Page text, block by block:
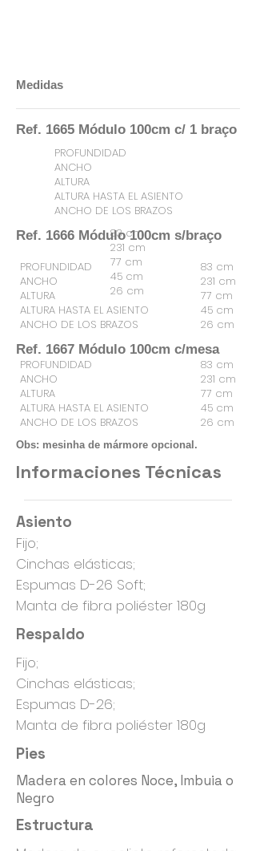
Medidas
Ref. 1665 Módulo 100cm c/ 1 braço
PROFUNDIDAD
ANCHO
ALTURA
ALTURA HASTA EL ASIENTO
ANCHO DE LOS BRAZOS
83 cm
231 cm
77 cm
45 cm
26 cm
Ref. 1666 Módulo 100cm s/braço
PROFUNDIDAD
ANCHO
ALTURA
ALTURA HASTA EL ASIENTO
ANCHO DE LOS BRAZOS
83 cm
231 cm
77 cm
45 cm
26 cm
Ref. 1667 Módulo 100cm c/mesa
PROFUNDIDAD
ANCHO
ALTURA
ALTURA HASTA EL ASIENTO
ANCHO DE LOS BRAZOS
83 cm
231 cm
77 cm
45 cm
26 cm
Obs: mesinha de mármore opcional.
Informaciones Técnicas
Asiento
Fijo;
Cinchas elásticas;
Espumas D-26 Soft;
Manta de fibra poliéster 180g
Respaldo
Fijo;
Cinchas elásticas;
Espumas D-26;
Manta de fibra poliéster 180g
Pies
Madera en colores Noce, Imbuia o
Negro
Estructura